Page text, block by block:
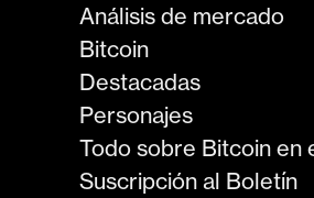
Análisis de mercado
Bitcoin
Destacadas
Personajes
Todo sobre Bitcoin en
Suscripción al Boletín